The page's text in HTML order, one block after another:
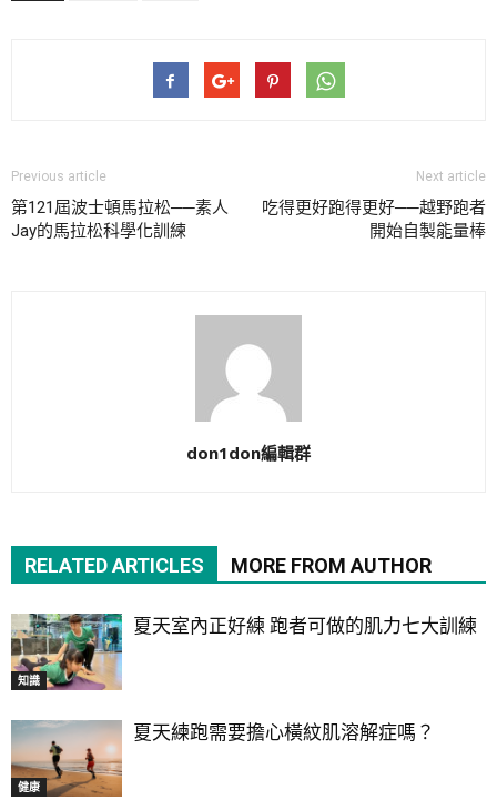
Previous article
第121屆波士頓馬拉松──素人
Jay的馬拉松科學化訓練
Next article
吃得更好跑得更好──越野跑者
開始自製能量棒
don1don編輯群
RELATED ARTICLES MORE FROM AUTHOR
知識
夏天室內正好練 跑者可做的肌力七大訓練
健康
夏天練跑需要擔心橫紋肌溶解症嗎？